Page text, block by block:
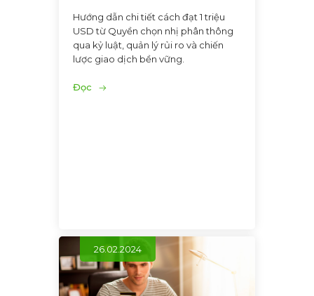
Hướng dẫn chi tiết cách đạt 1 triệu
USD từ Quyền chọn nhị phân thông
qua kỷ luật, quản lý rủi ro và chiến
lược giao dịch bền vững.
Đọc
26.02.2024